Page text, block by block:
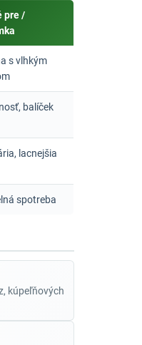
pre /
s vlhkým
balíček
lacnejšia
spotreba
kúpeľňových